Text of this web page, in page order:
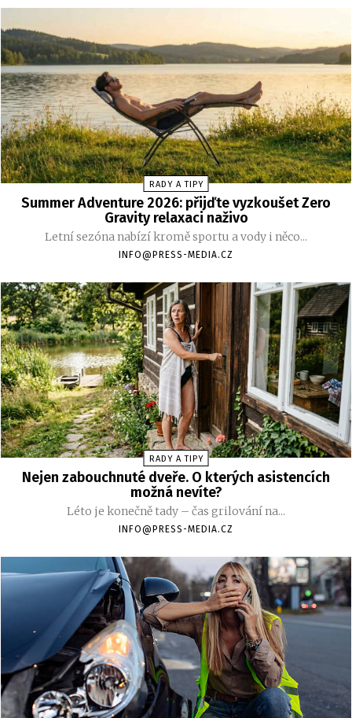
RADY A TIPY
Summer Adventure 2026: přijďte vyzkoušet Zero
Gravity relaxaci naživo
Letní sezóna nabízí kromě sportu a vody i něco...
INFO@PRESS-MEDIA.CZ
RADY A TIPY
Nejen zabouchnuté dveře. O kterých asistencích
možná nevíte?
Léto je konečně tady – čas grilování na...
INFO@PRESS-MEDIA.CZ